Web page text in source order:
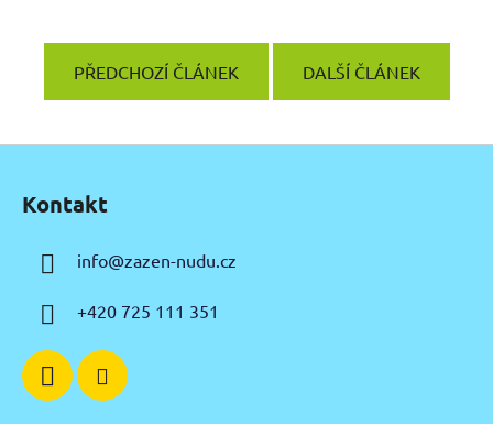
PŘEDCHOZÍ ČLÁNEK DALŠÍ ČLÁNEK
Kontakt
info@zazen-nudu.cz
+420 725 111 351